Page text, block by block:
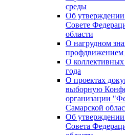
среды
Об
Совете
области
О нагрудном
профдвижением
О коллективных
года
О проектах
выборную
организации
Самарской
Об
Совета